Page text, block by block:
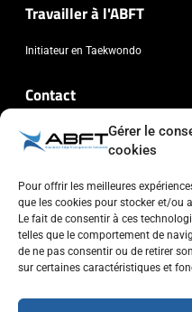
Gérer le
cookies
Pour offrir les meilleures
que les cookies pour stocker et/ou
Le fait de consentir à ces
telles que le comportement de
de ne pas consentir ou de retirer
sur certaines caractéristiques et
Travailler à l'ABFT
Initiateur en Taekwondo
Contact
Association Belge
Chaussée de Wavre, 2057 -
info@abft.be
+32 (0)2 347 34 77